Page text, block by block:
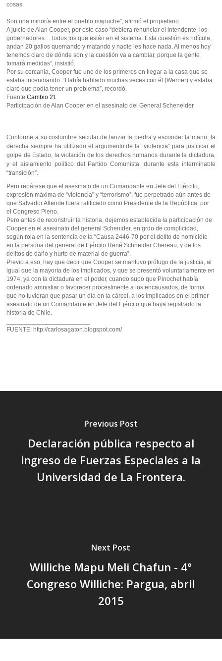
cosas.
Son una minoría entre el pueblo mapuche”, afirmó el propietario.
A juicio de Alan Cooper, por este caso “debiera renunciar el intendente, los
gobernadores… todos los que están en el sistema. Esta cuestión es ridícula,
andan 20 gallos quemando y matando y nadie les hace nada. Al menos hoy
tenemos claro de dónde son y la cuestión va a cambiar, porque la gente
tomará medidas”, insistió.
Por su cercanía, Cooper fue uno de los primeros en llegar a la casa que se
estaba incendiando. “Había hablado muchas veces con él (Werner) y estaba
claro que podía tener un problema”, recordó.
Fuente:Cambio 21
Participación de Alan Cooper en el asesinato del General Scheneider
Conforme a su costumbre secular de lanzar la piedra y esconder la mano, la
derecha siempre ha utilizado el argumento de la “violencia” para justificar el
golpe de Estado, la violación de los derechos humanos durante la dictadura,
y el aislamiento político del Partido Comunista, durante esta interminable
“transición”.
Pero repárese que el asesinato de un Comandante en Jefe del Ejército,
expresión máxima de “violencia” y “terrorismo”, fue perpetrado aún antes de
que Salvador Allende fuera ratificado como Presidente de la República, por
el Congreso Pleno.
Pero antes de reconstruir la historia, dejemos establecida la participación de
Cooper en el asesinato del general Schenider, en grdo de complicidad,
según rola en la sentencia de la “Causa 2446-70 por el delito de homicidio
en la persona del general de Ejército René Schneider Chereau, y de los
delitos de daño y hurto de material de guerra”.
Previo a eso, hay que decir que Cooper se mantuvo prófugo de la justicia, al
igual que la mayoría de los implicados, y que se presentó voluntariamente en
1974, ya con la dictadura en el poder, cuando supo que Pinochet había
ordenado amnistiar o favorecer proceslmente a los encausados, de forma
que no tuvieran que pasar un día en la cárcel, a los implicados en el primer
asesinato de un Comandante en Jefe del Ejército que haya registrado la
historia de Chile.
FUENTE: http://carlosagaton.blogspot.com/
Previous Post
Declaración pública respecto al
ingreso de Fuerzas Especiales a la
Universidad de La Frontera.
Next Post
Williche Mapu Meli Chafun - 4°
Congreso Williche: Pargua, abril
2015